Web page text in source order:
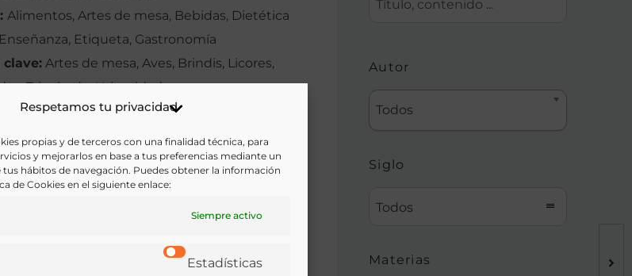
Respetamos tu privacidad
propias y de terceros con una finalidad técnica, para
y mejorarlos en base a tus preferencias mediante un
tus hábitos de navegación. Puedes obtener la información
de Cookies en el siguiente enlace:
Siempre activo
Estadísticas
Alimentos, Artes de mesa, Bebidas, Dietética
Etiqueta, Gastronomía
clave: Artes de mesa, Aves, Brindis, Licores,
Trinchado, Urbanidad
Castellano
Ir a versión electrónica
Autor
Todos
Siglo
Todos
Materias